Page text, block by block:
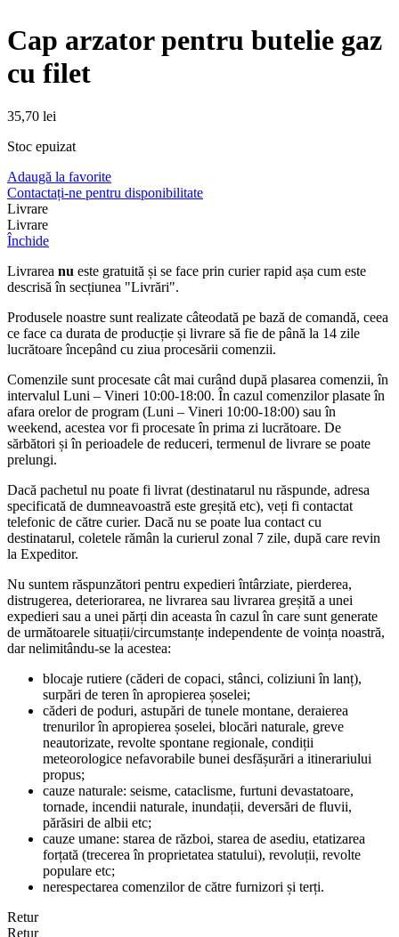
Cap arzator pentru butelie gaz
cu filet
35,70 lei
Stoc epuizat
Adaugă la favorite
Contactați-ne pentru disponibilitate
Livrare
Livrare
Închide
Livrarea nu este gratuită și se face prin curier rapid așa cum este
descrisă în secțiunea "Livrări".
Produsele noastre sunt realizate câteodată pe bază de comandă, ceea
ce face ca durata de producție și livrare să fie de până la 14 zile
lucrătoare începând cu ziua procesării comenzii.
Comenzile sunt procesate cât mai curând după plasarea comenzii, în
intervalul Luni – Vineri 10:00-18:00. În cazul comenzilor plasate în
afara orelor de program (Luni – Vineri 10:00-18:00) sau în
weekend, acestea vor fi procesate în prima zi lucrătoare. De
sărbători și în perioadele de reduceri, termenul de livrare se poate
prelungi.
Dacă pachetul nu poate fi livrat (destinatarul nu răspunde, adresa
specificată de dumneavoastră este greșită etc), veți fi contactat
telefonic de către curier. Dacă nu se poate lua contact cu
destinatarul, coletele rămân la curierul zonal 7 zile, după care revin
la Expeditor.
Nu suntem răspunzători pentru expedieri întârziate, pierderea,
distrugerea, deteriorarea, ne livrarea sau livrarea greșită a unei
expedieri sau a unei părți din aceasta în cazul în care sunt generate
de următoarele situații/circumstanțe independente de voința noastră,
dar nelimitându-se la acestea:
blocaje rutiere (căderi de copaci, stânci, coliziuni în lanț),
surpări de teren în apropierea șoselei;
căderi de poduri, astupări de tunele montane, deraierea
trenurilor în apropierea șoselei, blocări naturale, greve
neautorizate, revolte spontane regionale, condiții
meteorologice nefavorabile bunei desfășurări a itinerariului
propus;
cauze naturale: seisme, cataclisme, furtuni devastatoare,
tornade, incendii naturale, inundații, deversări de fluvii,
părăsiri de albii etc;
cauze umane: starea de război, starea de asediu, etatizarea
forțată (trecerea în proprietatea statului), revoluții, revolte
populare etc;
nerespectarea comenzilor de către furnizori și terți.
Retur
Retur